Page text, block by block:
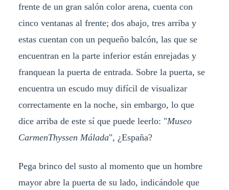
frente de un gran salón color arena, cuenta con
cinco ventanas al frente; dos abajo, tres arriba y
estas cuentan con un pequeño balcón, las que se
encuentran en la parte inferior están enrejadas y
franquean la puerta de entrada. Sobre la puerta, se
encuentra un escudo muy difícil de visualizar
correctamente en la noche, sin embargo, lo que
dice arriba de este sí que puede leerlo: "Museo
CarmenThyssen Málada", ¿España?
Pega brinco del susto al momento que un hombre
mayor abre la puerta de su lado, indicándole que